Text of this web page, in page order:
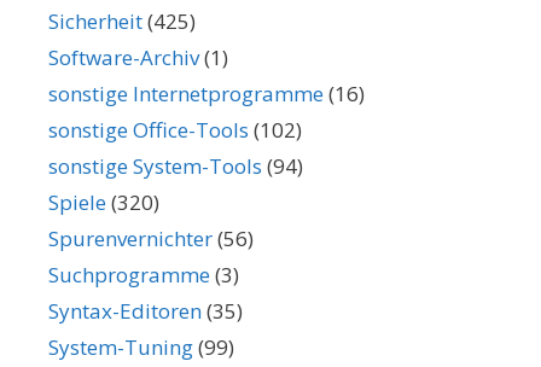
Sicherheit(425)
Software-Archiv(1)
sonstige Internetprogramme(16)
sonstige Office-Tools (102)
sonstige System-Tools (94)
Spiele(320)
Spurenvernichter(56)
Suchprogramme(3)
Syntax-Editoren(35)
System-Tuning(99)